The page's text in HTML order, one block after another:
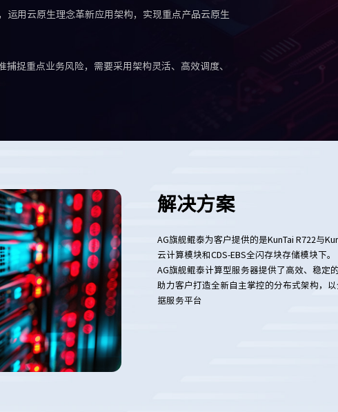
运用云原生理念革新应用架构，实现重点产品云原生
捉重点业务风险，需要采用架构灵活、高效调度、
解决方案
AG旗舰鲲泰为客户提供的是KunTai R722与
云计算模块和CDS-EBS全闪存块存储模块下。
AG旗舰鲲泰计算型服务器提供了高效、稳定
助力客户打造全新自主掌控的分布式架构，
据服务平台